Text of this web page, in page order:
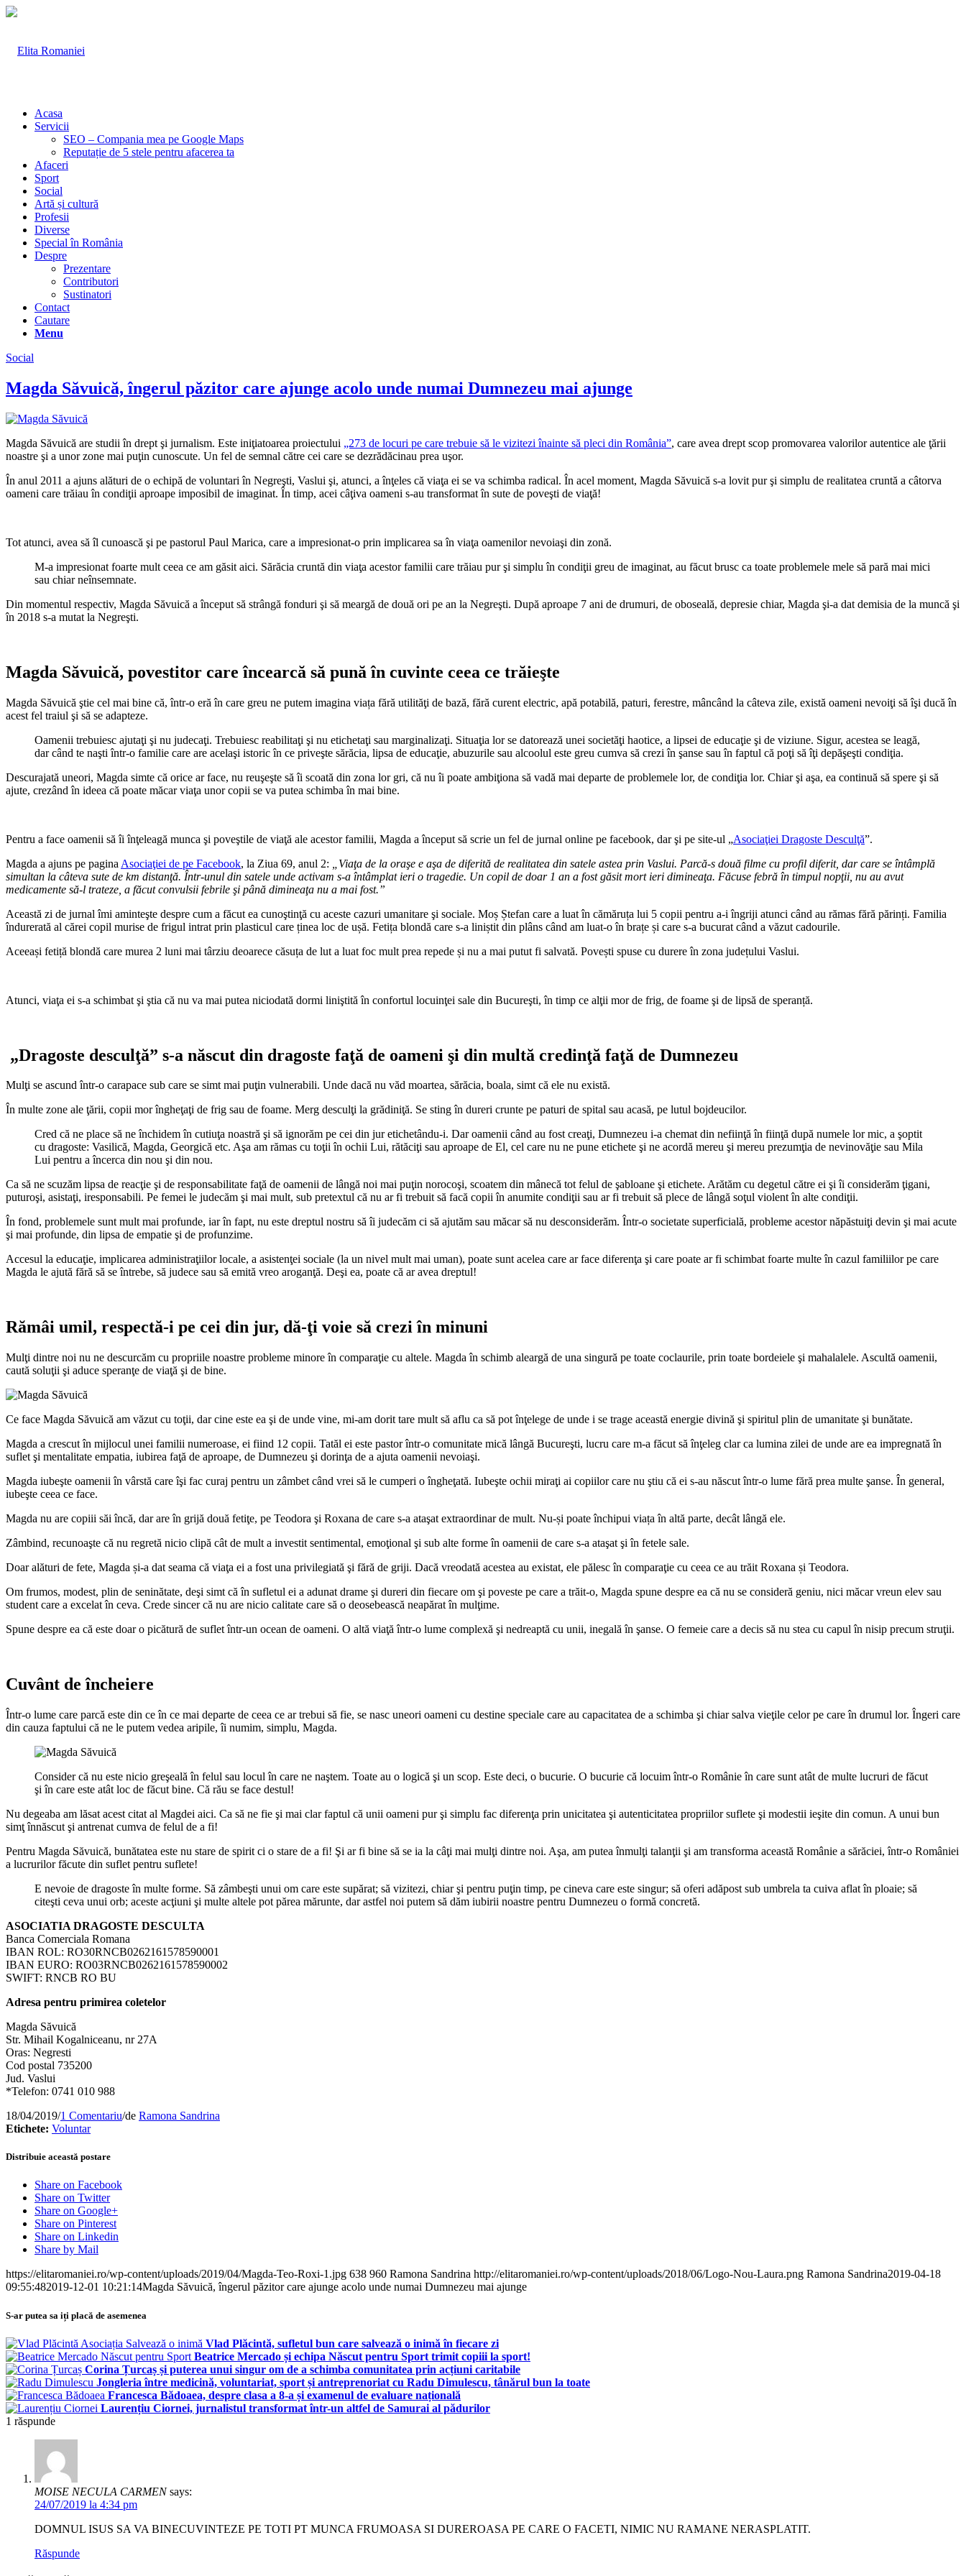
Acasa
Servicii
SEO – Compania mea pe Google Maps
Reputație de 5 stele pentru afacerea ta
Afaceri
Sport
Social
Artă și cultură
Profesii
Diverse
Special în România
Despre
Prezentare
Contributori
Sustinatori
Contact
Cautare
Menu
Social
Magda Săvuică, îngerul păzitor care ajunge acolo unde numai Dumnezeu mai ajunge
Magda Săvuică are studii în drept şi jurnalism. Este iniţiatoarea proiectului „273 de locuri pe care trebuie să le vizitezi înainte să pleci din România”, care avea drept scop promovarea valorilor autentice ale ţării
noastre şi a unor zone mai puţin cunoscute. Un fel de semnal către cei care se dezrădăcinau prea uşor.
În anul 2011 a ajuns alături de o echipă de voluntari în Negreşti, Vaslui şi, atunci, a înţeles că viaţa ei se va schimba radical. În acel moment, Magda Săvuică s-a lovit pur şi simplu de realitatea cruntă a câtorva
oameni care trăiau în condiţii aproape imposibil de imaginat. În timp, acei câţiva oameni s-au transformat în sute de poveşti de viaţă!
Tot atunci, avea să îl cunoască şi pe pastorul Paul Marica, care a impresionat-o prin implicarea sa în viaţa oamenilor nevoiaşi din zonă.
M-a impresionat foarte mult ceea ce am găsit aici. Sărăcia cruntă din viaţa acestor familii care trăiau pur şi simplu în condiţii greu de imaginat, au făcut brusc ca toate problemele mele să pară mai mici
sau chiar neînsemnate.
Din momentul respectiv, Magda Săvuică a început să strângă fonduri şi să meargă de două ori pe an la Negreşti. După aproape 7 ani de drumuri, de oboseală, depresie chiar, Magda şi-a dat demisia de la muncă şi
în 2018 s-a mutat la Negreşti.
Magda Săvuică, povestitor care încearcă să pună în cuvinte ceea ce trăieşte
Magda Săvuică ştie cel mai bine că, într-o eră în care greu ne putem imagina viața fără utilităţi de bază, fără curent electric, apă potabilă, paturi, ferestre, mâncând la câteva zile, există oameni nevoiţi să îşi ducă în
acest fel traiul şi să se adapteze.
Oamenii trebuiesc ajutaţi şi nu judecaţi. Trebuiesc reabilitaţi şi nu etichetaţi sau marginalizaţi. Situaţia lor se datorează unei societăţi haotice, a lipsei de educaţie şi de viziune. Sigur, acestea se leagă,
dar când te naşti într-o familie care are acelaşi istoric în ce priveşte sărăcia, lipsa de educaţie, abuzurile sau alcoolul este greu cumva să crezi în şanse sau în faptul că poţi să îţi depăşeşti condiţia.
Descurajată uneori, Magda simte că orice ar face, nu reuşeşte să îi scoată din zona lor gri, că nu îi poate ambiţiona să vadă mai departe de problemele lor, de condiţia lor. Chiar şi aşa, ea continuă să spere şi să
ajute, crezând în ideea că poate măcar viaţa unor copii se va putea schimba în mai bine.
Pentru a face oamenii să îi înţeleagă munca şi poveştile de viaţă ale acestor familii, Magda a început să scrie un fel de jurnal online pe facebook, dar şi pe site-ul „Asociaţiei Dragoste Desculţă”.
Magda a ajuns pe pagina Asociaţiei de pe Facebook, la Ziua 69, anul 2:
„Viaţa de la oraşe e aşa de diferită de realitatea din satele astea prin Vaslui. Parcă-s două filme cu profil diferit, dar care se întâmplă
simultan la câteva sute de km distanţă. Într-unul din satele unde activam s-a întâmplat ieri o tragedie. Un copil de doar 1 an a fost găsit mort ieri dimineaţa. Făcuse febră în timpul nopţii, nu au avut
medicamente să-l trateze, a făcut convulsii febrile şi până dimineaţa nu a mai fost.”
Această zi de jurnal îmi aminteşte despre cum a făcut ea cunoştinţă cu aceste cazuri umanitare şi sociale. Moș Ștefan care a luat în cămăruța lui 5 copii pentru a-i îngriji atunci când au rămas fără părinți. Familia
îndurerată al cărei copil murise de frigul intrat prin plasticul care ținea loc de ușă. Fetița blondă care s-a liniștit din plâns când am luat-o în brațe și care s-a bucurat când a văzut cadourile.
Aceeași fetiță blondă care murea 2 luni mai târziu deoarece căsuța de lut a luat foc mult prea repede și nu a mai putut fi salvată. Povești spuse cu durere în zona județului Vaslui.
Atunci, viaţa ei s-a schimbat şi ştia că nu va mai putea niciodată dormi liniştită în confortul locuinţei sale din Bucureşti, în timp ce alţii mor de frig, de foame şi de lipsă de speranță.
„Dragoste desculţă” s-a născut din dragoste faţă de oameni şi din multă credinţă faţă de Dumnezeu
Mulţi se ascund într-o carapace sub care se simt mai puţin vulnerabili. Unde dacă nu văd moartea, sărăcia, boala, simt că ele nu există.
În multe zone ale ţării, copii mor îngheţaţi de frig sau de foame. Merg desculţi la grădiniţă. Se sting în dureri crunte pe paturi de spital sau acasă, pe lutul bojdeucilor.
Cred că ne place să ne închidem în cutiuţa noastră şi să ignorăm pe cei din jur etichetându-i. Dar oamenii când au fost creaţi, Dumnezeu i-a chemat din nefiinţă în fiinţă după numele lor mic, a şoptit
cu dragoste: Vasilică, Magda, Georgică etc. Aşa am rămas cu toţii în ochii Lui, rătăciţi sau aproape de El, cel care nu ne pune etichete şi ne acordă mereu şi mereu prezumţia de nevinovăţie sau Mila
Lui pentru a încerca din nou şi din nou.
Ca să ne scuzăm lipsa de reacţie şi de responsabilitate faţă de oamenii de lângă noi mai puţin norocoşi, scoatem din mânecă tot felul de şabloane şi etichete. Arătăm cu degetul către ei şi îi considerăm ţigani,
puturoşi, asistaţi, iresponsabili. Pe femei le judecăm şi mai mult, sub pretextul că nu ar fi trebuit să facă copii în anumite condiţii sau ar fi trebuit să plece de lângă soţul violent în alte condiţii.
În fond, problemele sunt mult mai profunde, iar în fapt, nu este dreptul nostru să îi judecăm ci să ajutăm sau măcar să nu desconsiderăm. Într-o societate superficială, probleme acestor năpăstuiţi devin şi mai acute
şi mai profunde, din lipsa de empatie şi de profunzime.
Accesul la educaţie, implicarea administraţiilor locale, a asistenţei sociale (la un nivel mult mai uman), poate sunt acelea care ar face diferenţa şi care poate ar fi schimbat foarte multe în cazul familiilor pe care
Magda le ajută fără să se întrebe, să judece sau să emită vreo aroganţă. Deşi ea, poate că ar avea dreptul!
Rămâi umil, respectă-i pe cei din jur, dă-ţi voie să crezi în minuni
Mulţi dintre noi nu ne descurcăm cu propriile noastre probleme minore în comparaţie cu altele. Magda în schimb aleargă de una singură pe toate coclaurile, prin toate bordeiele şi mahalalele. Ascultă oamenii,
caută soluţii şi aduce speranţe de viaţă şi de bine.
Ce face Magda Săvuică am văzut cu toţii, dar cine este ea şi de unde vine, mi-am dorit tare mult să aflu ca să pot înţelege de unde i se trage această energie divină şi spiritul plin de umanitate şi bunătate.
Magda a crescut în mijlocul unei familii numeroase, ei fiind 12 copii. Tatăl ei este pastor într-o comunitate mică lângă Bucureşti, lucru care m-a făcut să înţeleg clar ca lumina zilei de unde are ea impregnată în
suflet şi mentalitate empatia, iubirea faţă de aproape, de Dumnezeu şi dorinţa de a ajuta oamenii nevoiaşi.
Magda iubeşte oamenii în vârstă care îşi fac curaj pentru un zâmbet când vrei să le cumperi o îngheţată. Iubeşte ochii miraţi ai copiilor care nu ştiu că ei s-au născut într-o lume fără prea multe şanse. În general,
iubeşte ceea ce face.
Magda nu are copiii săi încă, dar are în grijă două fetiţe, pe Teodora şi Roxana de care s-a ataşat extraordinar de mult. Nu-și poate închipui viața în altă parte, decât lângă ele.
Zâmbind, recunoaşte că nu regretă nicio clipă cât de mult a investit sentimental, emoţional şi sub alte forme în oamenii de care s-a ataşat şi în fetele sale.
Doar alături de fete, Magda și-a dat seama că viaţa ei a fost una privilegiată şi fără de griji. Dacă vreodată acestea au existat, ele pălesc în comparaţie cu ceea ce au trăit Roxana și Teodora.
Om frumos, modest, plin de seninătate, deşi simt că în sufletul ei a adunat drame şi dureri din fiecare om şi poveste pe care a trăit-o, Magda spune despre ea că nu se consideră geniu, nici măcar vreun elev sau
student care a excelat în ceva. Crede sincer că nu are nicio calitate care să o deosebească neapărat în mulţime.
Spune despre ea că este doar o picătură de suflet într-un ocean de oameni. O altă viaţă într-o lume complexă şi nedreaptă cu unii, inegală în şanse. O femeie care a decis să nu stea cu capul în nisip precum struţii.
Cuvânt de încheiere
Într-o lume care parcă este din ce în ce mai departe de ceea ce ar trebui să fie, se nasc uneori oameni cu destine speciale care au capacitatea de a schimba şi chiar salva vieţile celor pe care în drumul lor. Îngeri care
din cauza faptului că ne le putem vedea aripile, îi numim, simplu, Magda.
Consider că nu este nicio greşeală în felul sau locul în care ne naştem. Toate au o logică şi un scop. Este deci, o bucurie. O bucurie că locuim într-o Românie în care sunt atât de multe lucruri de făcut
şi în care este atât loc de făcut bine. Că rău se face destul!
Nu degeaba am lăsat acest citat al Magdei aici. Ca să ne fie şi mai clar faptul că unii oameni pur şi simplu fac diferenţa prin unicitatea şi autenticitatea propriilor suflete şi modestii ieşite din comun. A unui bun
simţ înnăscut şi antrenat cumva de felul de a fi!
Pentru Magda Săvuică, bunătatea este nu stare de spirit ci o stare de a fi! Şi ar fi bine să se ia la câţi mai mulţi dintre noi. Aşa, am putea înmulţi talanţii şi am transforma această Românie a sărăciei, într-o României
a lucrurilor făcute din suflet pentru suflete!
E nevoie de dragoste în multe forme. Să zâmbeşti unui om care este supărat; să vizitezi, chiar şi pentru puţin timp, pe cineva care este singur; să oferi adăpost sub umbrela ta cuiva aflat în ploaie; să
citeşti ceva unui orb; aceste acţiuni şi multe altele pot părea mărunte, dar astfel noi putem să dăm iubirii noastre pentru Dumnezeu o formă concretă.
ASOCIATIA DRAGOSTE DESCULTA
Banca Comerciala Romana
IBAN ROL: RO30RNCB0262161578590001
IBAN EURO: RO03RNCB0262161578590002
SWIFT: RNCB RO BU
Adresa pentru primirea coletelor
Magda Săvuică
Str. Mihail Kogalniceanu, nr 27A
Oras: Negresti
Cod postal 735200
Jud. Vaslui
*Telefon: 0741 010 988
18/04/2019/1 Comentariu/de Ramona Sandrina
Etichete: Voluntar
Distribuie această postare
Share on Facebook
Share on Twitter
Share on Google+
Share on Pinterest
Share on Linkedin
Share by Mail
https://elitaromaniei.ro/wp-content/uploads/2019/04/Magda-Teo-Roxi-1.jpg 638 960 Ramona Sandrina http://elitaromaniei.ro/wp-content/uploads/2018/06/Logo-Nou-Laura.png Ramona Sandrina2019-04-18
09:55:482019-12-01 10:21:14Magda Săvuică, îngerul păzitor care ajunge acolo unde numai Dumnezeu mai ajunge
S-ar putea sa iți placă de asemenea
Vlad Plăcintă, sufletul bun care salvează o inimă în fiecare zi
Beatrice Mercado și echipa Născut pentru Sport trimit copiii la sport!
Corina Țurcaș și puterea unui singur om de a schimba comunitatea prin acțiuni caritabile
Jongleria între medicină, voluntariat, sport și antreprenoriat cu Radu Dimulescu, tânărul bun la toate
Francesca Bădoaea, despre clasa a 8-a și examenul de evaluare națională
Laurențiu Ciornei, jurnalistul transformat într-un altfel de Samurai al pădurilor
1 răspunde
MOISE NECULA CARMEN says:
24/07/2019 la 4:34 pm
DOMNUL ISUS SA VA BINECUVINTEZE PE TOTI PT MUNCA FRUMOASA SI DUREROASA PE CARE O FACETI, NIMIC NU RAMANE NERASPLATIT.
Răspunde